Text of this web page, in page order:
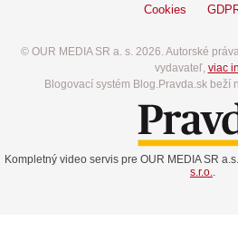
Cookies
© OUR MEDIA SR a. s. 2026. Autorské
vydavateľ, viac
Blogovací systém Blog.Pravda.sk beží
Kompletný video servis pre OUR MEDIA SR
s.r.o..